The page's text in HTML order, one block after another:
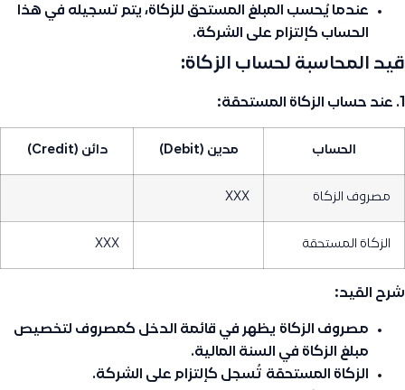
عندما يُحسب المبلغ المستحق للزكاة، يتم تسجيله في هذا
الحساب كإلتزام على الشركة.
قيد المحاسبة لحساب الزكاة:
الحساب مدين (Debit) دائن (Credit)
مصروف الزكاة XXX
الزكاة المستحقة XXX
شرح القيد:
مصروف الزكاة يظهر في قائمة الدخل كمصروف لتخصيص
مبلغ الزكاة في السنة المالية.
الزكاة المستحقة تُسجل كإلتزام على الشركة.